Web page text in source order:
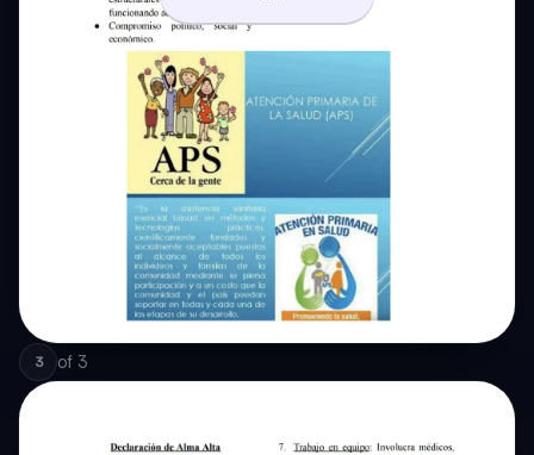
3 of 3